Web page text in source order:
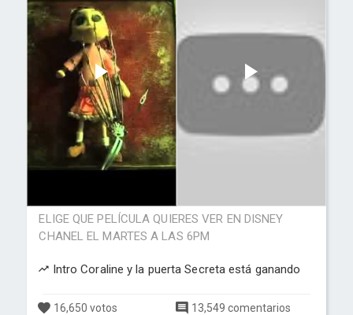
ELIGE QUE PELÍCULA QUIERES VER EN DISNEY
CHANEL EL MARTES A LAS 6PM
Intro Coraline y la puerta Secreta está ganando
16,650 votos 13,549 comentarios